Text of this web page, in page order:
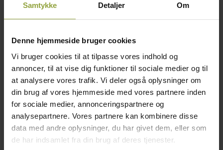
Samtykke Detaljer Om
Denne hjemmeside bruger cookies
Vi bruger cookies til at tilpasse vores indhold og
annoncer, til at vise dig funktioner til sociale medier og til
at analysere vores trafik. Vi deler også oplysninger om
din brug af vores hjemmeside med vores partnere inden
for sociale medier, annonceringspartnere og
analysepartnere. Vores partnere kan kombinere disse
data med andre oplysninger, du har givet dem, eller som
de har indsamlet fra din brug af deres tjenester.
Bourgeat tallerkenvarmer
Diameter fra 19 til 30mm
230V – 0,14 Kw – 50/60 Hz
Pris ex moms kr. 1.500,-